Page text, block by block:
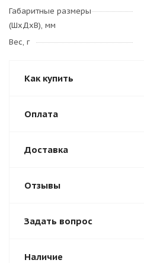
Габаритные размеры
(ШхДхВ), мм
Вес, г
Как купить
Оплата
Доставка
Отзывы
Задать вопрос
Наличие